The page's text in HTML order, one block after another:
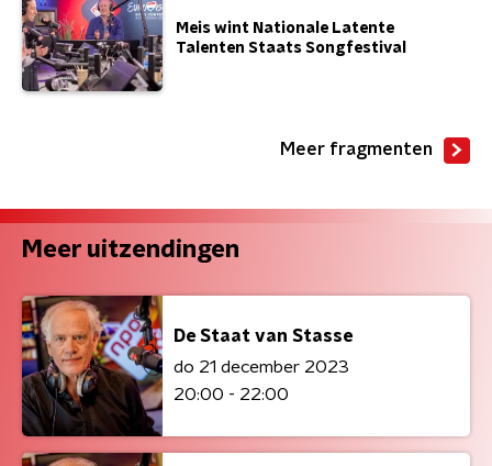
Meis wint Nationale Latente
Talenten Staats Songfestival
Meer fragmenten
Meer uitzendingen
De Staat van Stasse
do 21 december 2023
20:00 - 22:00